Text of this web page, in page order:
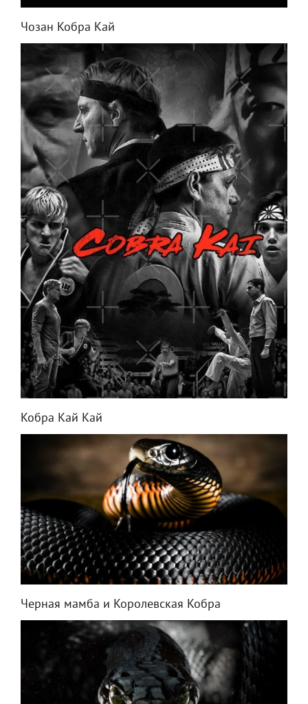
Чозан Кобра Кай
Кобра Кай Кай
Черная мамба и Королевская Кобра